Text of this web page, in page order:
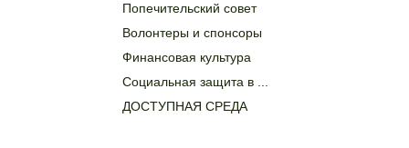
Попечительский совет
Волонтеры и спонсоры
Финансовая культура
Социальная защита в ...
ДОСТУПНАЯ СРЕДА